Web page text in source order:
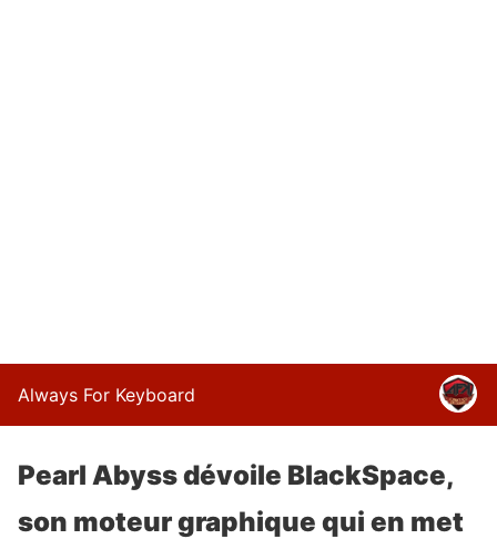
Always For Keyboard
Pearl Abyss dévoile BlackSpace,
son moteur graphique qui en met